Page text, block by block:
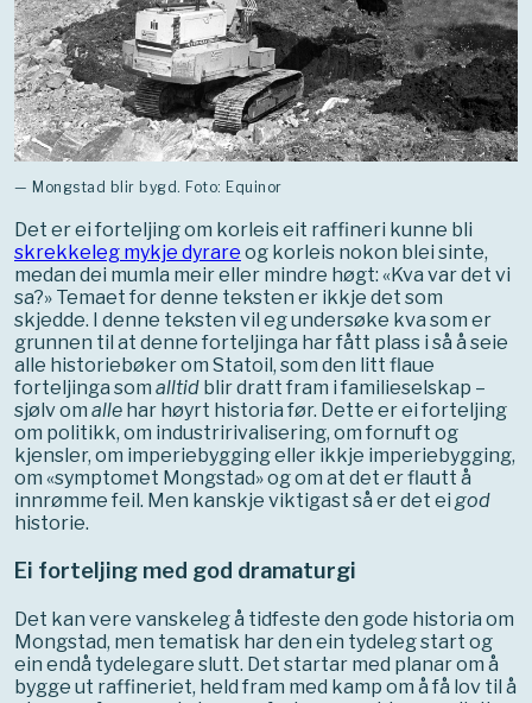
— Mongstad blir bygd. Foto: Equinor
Det er ei forteljing om korleis eit raffineri kunne bli
skrekkeleg mykje dyrare og korleis nokon blei sinte,
medan dei mumla meir eller mindre høgt: «Kva var det vi
sa?» Temaet for denne teksten er ikkje det som
skjedde. I denne teksten vil eg undersøke kva som er
grunnen til at denne forteljinga har fått plass i så å seie
alle historiebøker om Statoil, som den litt flaue
forteljinga som alltid blir dratt fram i familieselskap –
sjølv om alle har høyrt historia før. Dette er ei forteljing
om politikk, om industririvalisering, om fornuft og
kjensler, om imperiebygging eller ikkje imperiebygging,
om «symptomet Mongstad» og om at det er flautt å
innrømme feil. Men kanskje viktigast så er det ei god
historie.
Ei forteljing med god dramaturgi
Det kan vere vanskeleg å tidfeste den gode historia om
Mongstad, men tematisk har den ein tydeleg start og
ein endå tydelegare slutt. Det startar med planar om å
bygge ut raffineriet, held fram med kamp om å få lov til å